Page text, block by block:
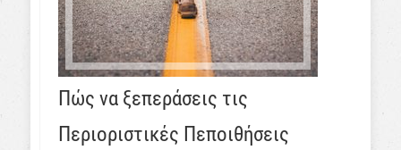
Πώς να ξεπεράσεις τις
Περιοριστικές Πεποιθήσεις